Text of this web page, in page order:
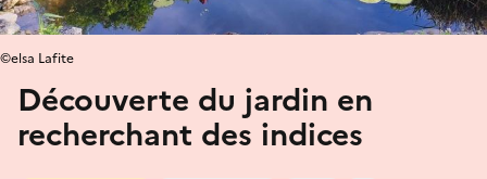
Découverte du jardin en
recherchant des indices
©elsa Lafite